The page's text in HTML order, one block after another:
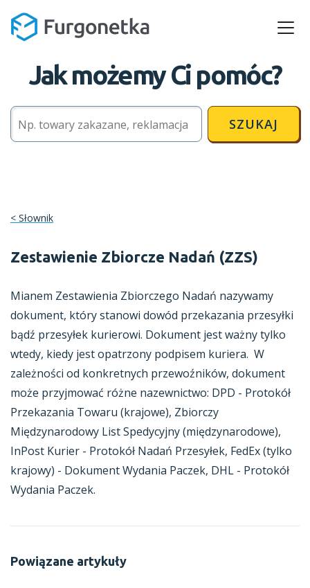
Jak możemy Ci pomóc?
SZUKAJ
Słownik
Zestawienie Zbiorcze Nadań (ZZS)
Mianem Zestawienia Zbiorczego Nadań nazywamy
dokument, który stanowi dowód przekazania przesyłki
bądź przesyłek kurierowi. Dokument jest ważny tylko
wtedy, kiedy jest opatrzony podpisem kuriera. W
zależności od konkretnych przewoźników, dokument
może przyjmować różne nazewnictwo: DPD - Protokół
Przekazania Towaru (krajowe), Zbiorczy
Międzynarodowy List Spedycyjny (międzynarodowe),
InPost Kurier - Protokół Nadań Przesyłek, FedEx (tylko
krajowy) - Dokument Wydania Paczek, DHL - Protokół
Wydania Paczek.
Powiązane artykuły